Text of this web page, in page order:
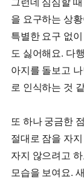
을 요구하는 상
특별한 요구 없
도 싫어해요. 다
아지를 돌보고
로 인식하는 것
또 하나 궁금한
절대로 잠을 자
자지 않으려고
모습을 보여요.